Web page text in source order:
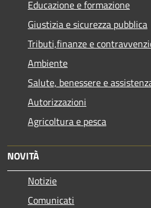
Educazione e formazione
Giustizia e sicurezza pubblica
Tributi,finanze e
Ambiente
Salute, benessere e
Autorizzazioni
Agricoltura e pesca
NOVITÀ
Notizie
Comunicati